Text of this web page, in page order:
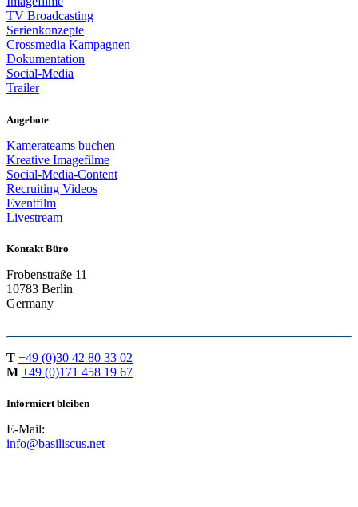
TV Broadcasting
Serienkonzepte
Crossmedia Kampagnen
Dokumentation
Social-Media
Trailer
Angebote
Kamerateams buchen
Kreative Imagefilme
Social-Media-Content
Recruiting Videos
Eventfilm
Livestream
Kontakt Büro
Frobenstraße 11
10783 Berlin
Germany
T +49 (0)30 42 80 33 02
M +49 (0)171 458 19 67
Informiert bleiben
E-Mail:
info@basiliscus.net